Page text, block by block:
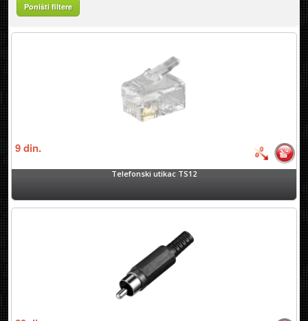
Poništi filtere
9din.
Telefonski utikac TS12